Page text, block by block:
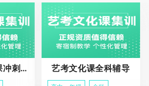
西安艺考文化课冲刺班 艺考文化课全科辅导